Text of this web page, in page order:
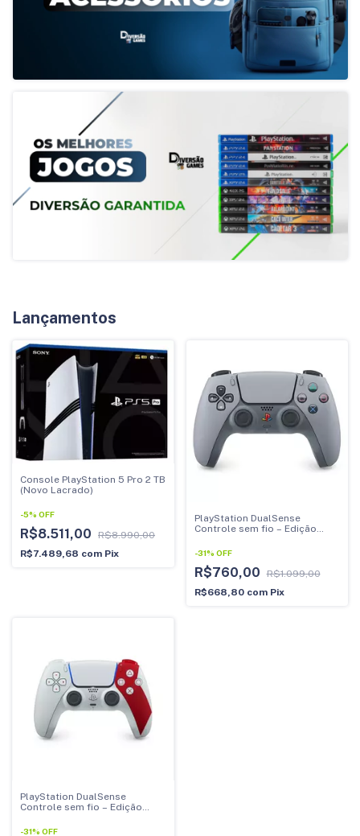
Lançamentos
Console PlayStation 5 Pro 2 TB
(Novo Lacrado)
-5% OFF
R$8.511,00
R$8.990,00
R$7.489,68 com Pix
PlayStation DualSense
Controle sem fio – Edição
NOVO)
-31% OFF
R$760,00
R$1.099,00
R$668,80 com Pix
PlayStation DualSense
Controle sem fio – Edição
(PRODUTO NOVO)
-31% OFF